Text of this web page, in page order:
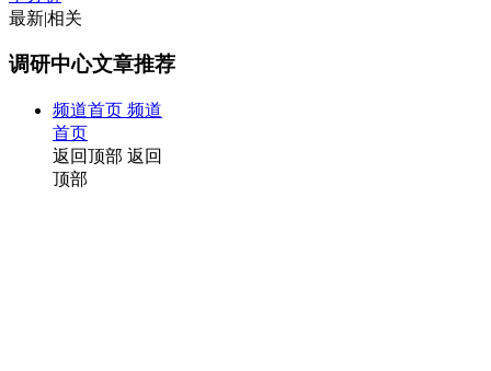
最新|相关
调研中心文章推荐
频道首页 频道
首页
返回顶部 返回
顶部